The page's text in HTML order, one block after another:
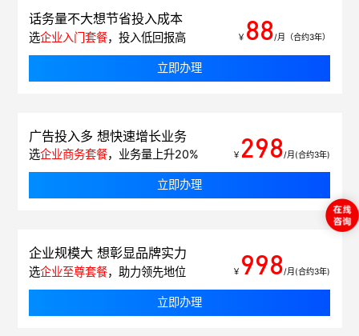
话务量不大想节省投入成本
选企业入门套餐，投入低回报高 ￥ 88/月（合约3年）
立即办理
广告投入多 想快速增长业务
选企业商务套餐，业务量上升20% ￥ 298/月(合约3年)
立即办理
企业规模大 想彰显品牌实力
选企业至尊套餐，助力领先地位 ￥ 998/月(合约3年)
立即办理